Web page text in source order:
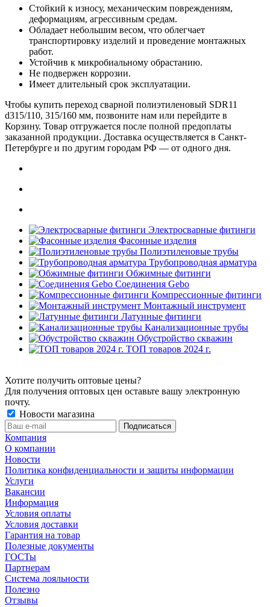
Стойкий к износу, механическим повреждениям,
деформациям, агрессивным средам.
Обладает небольшим весом, что облегчает
транспортировку изделий и проведение монтажных
работ.
Устойчив к микробиальному обрастанию.
Не подвержен коррозии.
Имеет длительный срок эксплуатации.
Чтобы купить переход сварной полиэтиленовый SDR11
d315/110, 315/160 мм, позвоните нам или перейдите в
Корзину. Товар отгружается после полной предоплаты
заказанной продукции. Доставка осуществляется в Санкт-
Петербурге и по другим городам РФ — от одного дня.
Электросварные фитинги
Фасонные изделия
Полиэтиленовые трубы
Трубопроводная арматура
Обжимные фитинги
Соединения Gebo
Компрессионные фитинги
Монтажный инструмент
Латунные фитинги
Канализационные трубы
Обустройство скважин
ТОП товаров 2024 г.
Хотите получить оптовые цены?
Для получения оптовых цен оставьте вашу электронную
почту.
Новости магазина
Компания
О компании
Новости
Политика конфиденциальности и защиты информации
Услуги
Вакансии
Информация
Условия оплаты
Условия доставки
Гарантия на товар
Полезные документы
ГОСТы
Партнерам
Система лояльности
Полезно
Отзывы